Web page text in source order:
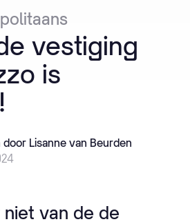
vestiging
is
Lisanne van Beurden
van de de